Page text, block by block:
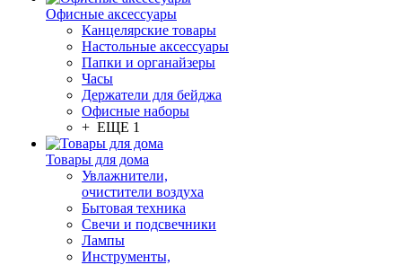
Офисные аксессуары
Канцелярские товары
Настольные аксессуары
Папки и органайзеры
Часы
Держатели для бейджа
Офисные наборы
+ ЕЩЕ 1
Товары для дома
Увлажнители,
очистители воздуха
Бытовая техника
Свечи и подсвечники
Лампы
Инструменты,